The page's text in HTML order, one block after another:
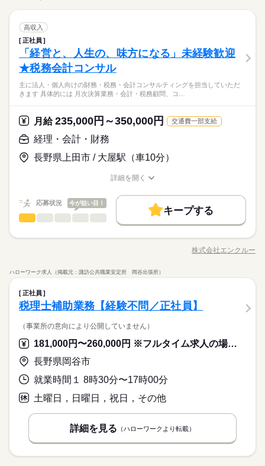
高収入
正社員
「経営と、人生の、味方になる」未経験歓迎
★税務会計コンサル
主に法人・個人向けの財務・税務・会計コンサルティングを担当していただ
きます 具体的には 月次決算業務・会計・税務顧問、コ…
月給235,000円～350,000円 交通費一部支給
経理・会計・財務
長野県上田市 / 大屋駅（車10分）
仕事の仕方 ひとりで
にぎやか
ング企業です。 設立当初から税務会計・財務コンサルティン
グ、事業承継・M＆Aなどの 経営コンサルティングを提供してお
り、グループ各社と連携しながら 唯一無二の「プラットフォー
ム型コンサルティング」を提唱しています。 現在では国内26拠
リアアップ】 一生もののスキルを身につけられるのが、この仕
着ける以外にも、 スタッフの教育でキャリアアップすることも
可能です。 【優位性・差別化ポイント】 ・大手と異なり、パッ
ケージ化されたメニューを機械的に提案するのではなく、 決算
お仕事の特徴
働く人の待遇向上
高収入
す。 主に法人・個人向けの財務・税務・会計コンサルティング
を担当していただきます。 【具体的には】 ・月次決算業務 ・会
事業計画作成支援 ・資金調達支援 ・組織再編 ・企
業再生・・・など 社内には事業承継・相続対策部門や法人部門
など その分野に長けたスペシャリストが在籍しています。 クラ
イアントには最適なソリューションを提供するため 自分の専門
ンを提供しています。 ※月次決算業務については、大阪本社・
浜松支店・上越支店に 『月次入力・決算申告センター』がある
【未経験者積極採用】 業界未経験の転職者が多く活躍する当
社。 入社後は会計入力や申告業務など税務・会計の基礎的な業
務を OJTやe-ラーニングで習得。 その後は徐々に先輩の顧問先
の副担当などを経験しながら 半年から1年でお客様担当をお任せ
していきます。 習得度合に応じて段階的にステップアップしま
すので 焦らず周囲に聞きながら学んでいける環境です！
続きを読む
応募資格
【必須】 ・普通自動車免許 【歓迎（WANT）】 ・日商簿記2級
をお持ちの方 ・営業経験をお持ちの方 ・成長志向のある方 ・誠
実に業務に取り組める方 ・課題解決のために自発的に動ける方
給与 月給 235,000円～350,000円
■月給 23.5万円 〜 35万円 ・現職（前職）および経験・能力を考
慮したうえで決定します ・月給には業務手当（固定残業代40時
間分）を含みます（月40時間60,097円～96,154円）。業務手当
詳細を開く
応募状況 今が狙い目！
キープする
給与/時間/休日
仕事の仕方
業界 その他
1994年に設立した、税務・会計を中心とした経営コンサルティ
ング企業です。 設立当初から税務会計・財務コンサルティン
グ、事業承継・M＆Aなどの 経営コンサルティングを提供してお
り、グループ各社と連携しながら 唯一無二の「プラットフォー
点、従業員数600名超の規模の会社へ成長を遂げました。 【キャ
※この求人情報は株式会社エンクルーによる職業紹介になりま
す。 主に法人・個人向けの財務・税務・会計コンサルティング
を担当していただきます。 【具体的には】 ・月次決算業務 ・会
事業計画作成支援 ・資金調達支援 ・組織再編 ・企
業再生・・・など 社内には事業承継・相続対策部門や法人部門
など その分野に長けたスペシャリストが在籍しています。 クラ
イアントには最適なソリューションを提供するため 自分の専門
ンを提供しています。 ※月次決算業務については、大阪本社・
ため、 入力業務は原則センターに依頼をするシステムです。
【未経験者積極採用】 業界未経験の転職者が多く活躍する当
社。 入社後は会計入力や申告業務など税務・会計の基礎的な業
続きを読む
応募資格
【必須】 ・普通自動車免許 【歓迎（WANT）】 ・日商簿記2級
実に業務に取り組める方 ・課題解決のために自発的に動ける方
続きを読む
株式会社エンクルー
ハローワーク求人（掲載元：諏訪公共職業安定所 岡谷出張所）
正社員
税理士補助業務【経験不問／正社員】
（事業所の意向により公開していません）
181,000円〜260,000円 ※フルタイム求人の場合は月額（換算額）、パート求人の場合は時間額を表示しています。
長野県岡谷市
就業時間１ 8時30分〜17時00分
土曜日，日曜日，祝日，その他
詳細を見る （ハローワークより転載）